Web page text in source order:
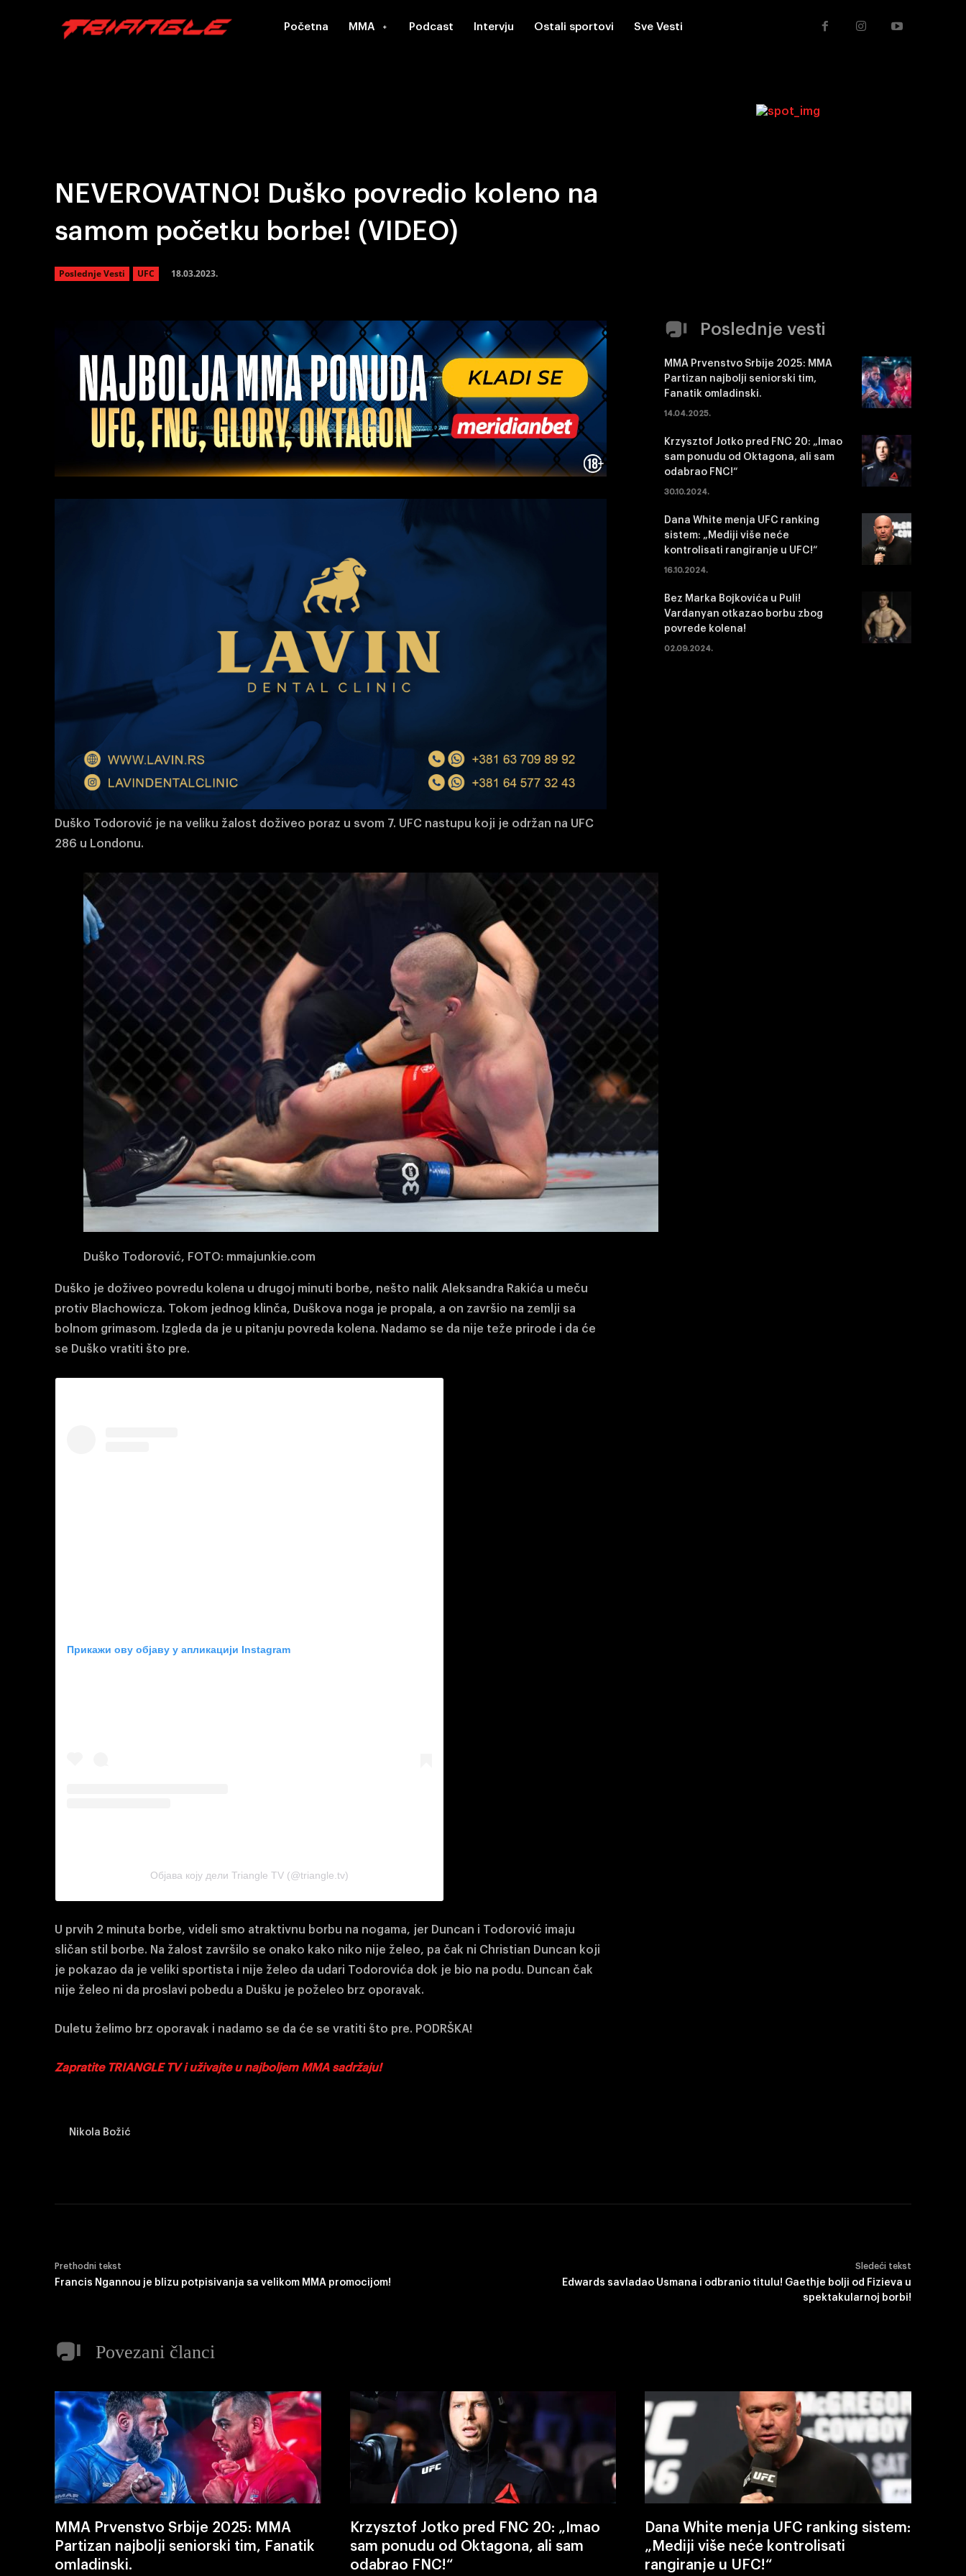
Početna MMA Podcast Intervju Ostali sportovi Sve Vesti
NEVEROVATNO! Duško povredio koleno na
samom početku borbe! (VIDEO)
Poslednje Vesti UFC 18.03.2023.
Duško Todorović je na veliku žalost doživeo poraz u svom 7. UFC nastupu koji je održan na UFC
286 u Londonu.
Duško Todorović, FOTO: mmajunkie.com
Duško je doživeo povredu kolena u drugoj minuti borbe, nešto nalik Aleksandra Rakića u meču
protiv Blachowicza. Tokom jednog klinča, Duškova noga je propala, a on završio na zemlji sa
bolnom grimasom. Izgleda da je u pitanju povreda kolena. Nadamo se da nije teže prirode i da će
se Duško vratiti što pre.
Прикажи ову објаву у апликацији Instagram
Објава коју дели Triangle TV (@triangle.tv)
U prvih 2 minuta borbe, videli smo atraktivnu borbu na nogama, jer Duncan i Todorović imaju
sličan stil borbe. Na žalost završilo se onako kako niko nije želeo, pa čak ni Christian Duncan koji
je pokazao da je veliki sportista i nije želeo da udari Todorovića dok je bio na podu. Duncan čak
nije želeo ni da proslavi pobedu a Dušku je poželeo brz oporavak.
Duletu želimo brz oporavak i nadamo se da će se vratiti što pre. PODRŠKA!
Zapratite TRIANGLE TV i uživajte u najboljem MMA sadržaju!
Nikola Božić
Poslednje vesti
MMA Prvenstvo Srbije 2025: MMA
Partizan najbolji seniorski tim,
Fanatik omladinski.
14.04.2025.
Krzysztof Jotko pred FNC 20: „Imao
sam ponudu od Oktagona, ali sam
odabrao FNC!“
30.10.2024.
Dana White menja UFC ranking
sistem: „Mediji više neće
kontrolisati rangiranje u UFC!“
16.10.2024.
Bez Marka Bojkovića u Puli!
Vardanyan otkazao borbu zbog
povrede kolena!
02.09.2024.
Prethodni tekst
Francis Ngannou je blizu potpisivanja sa velikom MMA promocijom!
Sledeći tekst
Edwards savladao Usmana i odbranio titulu! Gaethje bolji od Fizieva u
spektakularnoj borbi!
Povezani članci
MMA Prvenstvo Srbije 2025: MMA
Partizan najbolji seniorski tim, Fanatik
omladinski.
Krzysztof Jotko pred FNC 20: „Imao
sam ponudu od Oktagona, ali sam
odabrao FNC!“
Dana White menja UFC ranking sistem:
„Mediji više neće kontrolisati
rangiranje u UFC!“